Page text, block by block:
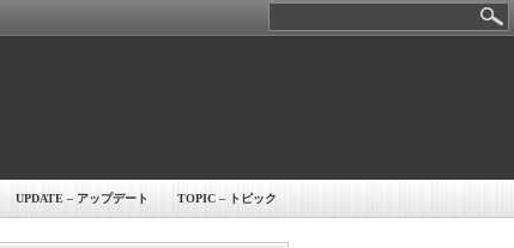
UPDATE – アップデート TOPIC – トピック